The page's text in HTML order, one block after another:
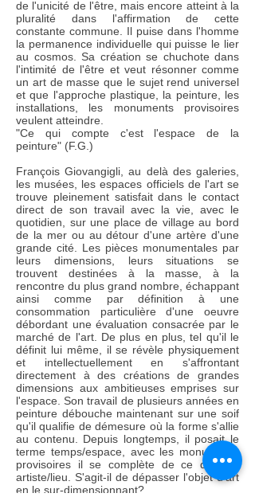
de l'unicité de l'être, mais encore atteint à la
pluralité dans l'affirmation de cette
constante commune. Il puise dans l'homme
la permanence individuelle qui puisse le lier
au cosmos. Sa création se chuchote dans
l'intimité de l'être et veut résonner comme
un art de masse que le sujet rend universel
et que l'approche plastique, la peinture, les
installations, les monuments provisoires
veulent atteindre.
"Ce qui compte c'est l'espace de la
peinture" (F.G.)
François Giovangigli, au delà des galeries,
les musées, les espaces officiels de l'art se
trouve pleinement satisfait dans le contact
direct de son travail avec la vie, avec le
quotidien, sur une place de village au bord
de la mer ou au détour d'une artère d'une
grande cité. Les pièces monumentales par
leurs dimensions, leurs situations se
trouvent destinées à la masse, à la
rencontre du plus grand nombre, échappant
ainsi comme par définition à une
consommation particulière d'une oeuvre
débordant une évaluation consacrée par le
marché de l'art. De plus en plus, tel qu'il le
définit lui même, il se révèle physiquement
et intellectuellement en s'affrontant
directement à des créations de grandes
dimensions aux ambitieuses emprises sur
l'espace. Son travail de plusieurs années en
peinture débouche maintenant sur une soif
qu'il qualifie de démesure où la forme s'allie
au contenu. Depuis longtemps, il posait le
terme temps/espace, avec les monuments
provisoires il se complète de ce dernier:
artiste/lieu. S'agit-il de dépasser l'objet d'art
en le sur-dimensionnant?